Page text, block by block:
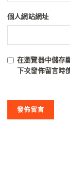
個人網站網址
在瀏覽器中儲存
下次發佈留言時